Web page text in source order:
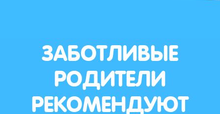
ЗАБОТЛИВЫЕ
РОДИТЕЛИ
РЕКОМЕНДУЮТ